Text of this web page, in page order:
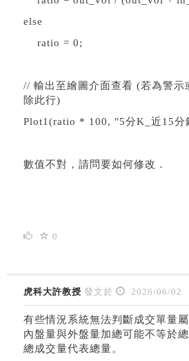
else
ratio = 0;
// 輸出至繪圖介面查看 (若為警示
除此行)
Plot1(ratio * 100, "5分K_近15分
數值不對，請問要如何修改．
0
虎科大許教授 發文於 2026/06/02
有些情況系統無法判斷成交單量
內盤量與外盤量加總可能不等於
總成交量代表總量。